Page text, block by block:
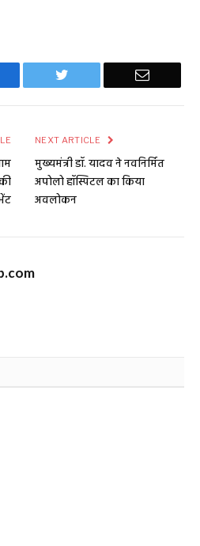
Twitter Email
NEXT ARTICLE
मुख्यमंत्री डॉ. यादव ने नवनिर्मित
अपोलो हॉस्पिटल का किया
अवलोकन